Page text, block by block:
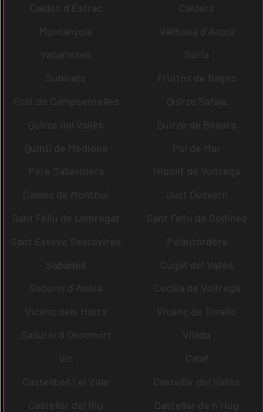
Caldes d´Estrac
Calders
Muntanyola
Vallbona d´Anoia
Vacarisses
Súria
Subirats
Fruitós de Bages
Fost de Campsentelles
Quirze Safaja
Quirze del Vallès
Quirze de Besora
Quintí de Mediona
Pol de Mar
Pere Sallavinera
Hipòlit de Voltregà
Caldes de Montbui
Just Desvern
Sant Feliu de Llobregat
Sant Feliu de Codines
Sant Esteve Sesrovires
Palautordera
Sabadell
Cugat del Vallès
Sadurní d´Anoia
Cecília de Voltregà
Vicenç dels Horts
Vicenç de Torelló
Sadurní d´Osormort
Vilada
Vic
Calaf
Castellbell i el Vilar
Castellar del Vallès
Castellar del Riu
Castellar de n´Hug